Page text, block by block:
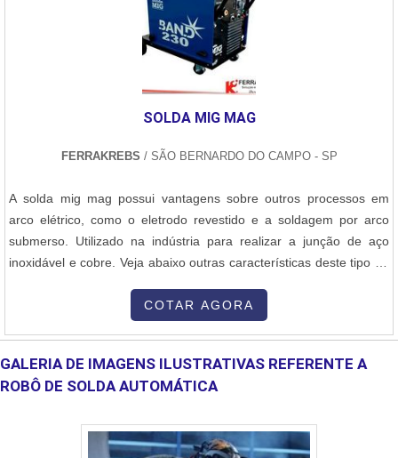
resultado final, tendo escritório de alta qualidade onde são
realizadas as atividades e sala de treinamento com materiais
sofisticados. Todos esses fatores, agregados a uma equipe
multidisciplinar de consultores associados e colaboradores
eficientes, fecham todo o ciclo de entrega com excelência para
toda a carteira de clientes.SOLDA MIG MAG
FERRAKREBS / SÃO BERNARDO DO CAMPO - SP
A solda mig mag possui vantagens sobre outros processos em
arco elétrico, como o eletrodo revestido e a soldagem por arco
submerso. Utilizado na indústria para realizar a junção de aço
inoxidável e cobre. Veja abaixo outras características deste tipo de
200mm,Soldagem em todas as posições,Distorção baixa das
COTAR AGORA
GALERIA DE IMAGENS ILUSTRATIVAS REFERENTE A
ROBÔ DE SOLDA AUTOMÁTICA